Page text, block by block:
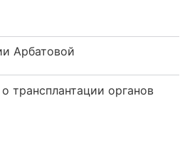
Арбатовой
трансплантации органов